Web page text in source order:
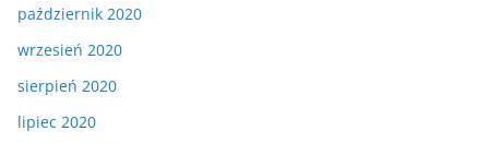
październik 2020
wrzesień 2020
sierpień 2020
lipiec 2020